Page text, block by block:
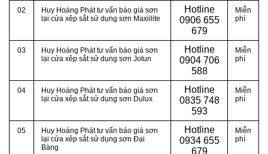
02
Huy Hoàng Phát tư vấn báo giá sơn
lại cửa xêp sắt sử dụng sơn Maxiilite
Hotline
0906 655
679
Miễn
phí
03
Huy Hoàng Phát tư vấn báo giá sơn
lại cửa xêp sắt sử dụng sơn Jotun
Hotline
0904 706
588
Miễn
phí
04
Huy Hoàng Phát tư vấn báo giá sơn
lại cửa xêp sắt sử dụng sơn Dulux
Hotline
0835 748
593
Miễn
phí
05
Huy Hoàng Phát tư vấn báo giá sơn
lại cửa xêp sắt sử dụng sơn Đại
Bàng
Hotline
0934 655
679
Miễn
phí